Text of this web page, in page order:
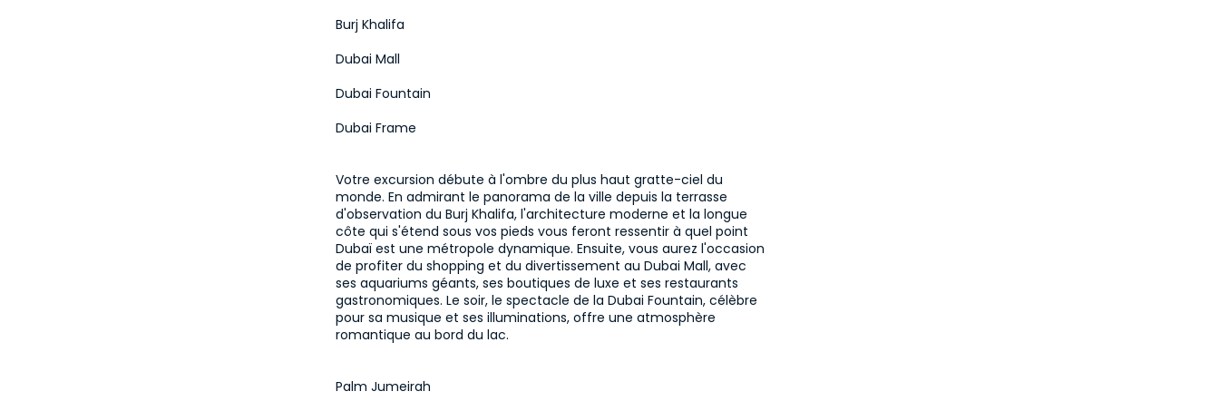
Burj Khalifa
Dubai Mall
Dubai Fountain
Dubai Frame
Votre excursion débute à l'ombre du plus haut gratte-ciel du
monde. En admirant le panorama de la ville depuis la terrasse
d'observation du Burj Khalifa, l'architecture moderne et la longue
côte qui s'étend sous vos pieds vous feront ressentir à quel point
Dubaï est une métropole dynamique. Ensuite, vous aurez l'occasion
de profiter du shopping et du divertissement au Dubai Mall, avec
ses aquariums géants, ses boutiques de luxe et ses restaurants
gastronomiques. Le soir, le spectacle de la Dubai Fountain, célèbre
pour sa musique et ses illuminations, offre une atmosphère
romantique au bord du lac.
Palm Jumeirah